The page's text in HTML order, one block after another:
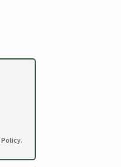
Policy.